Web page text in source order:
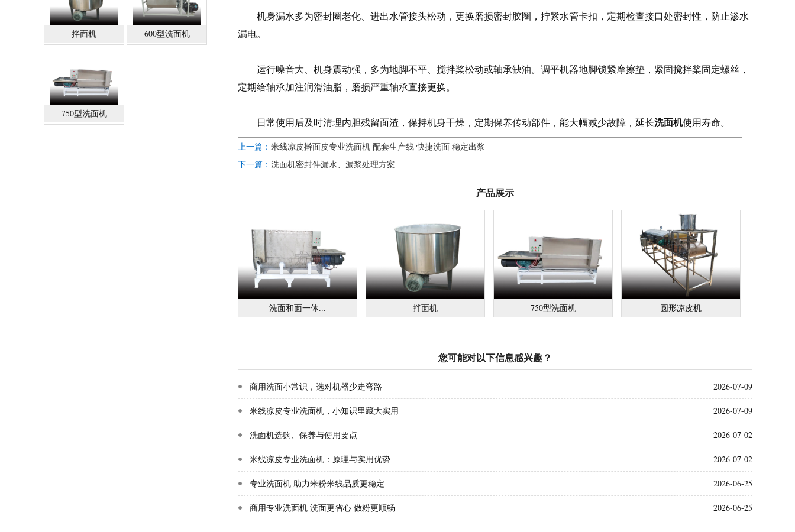
拌面机 600型洗面机
750型洗面机
机身漏水多为密封圈老化、进出水管接头松动，更换磨损密封胶圈，拧紧水管卡扣，定期检查接口处密封性，防止渗水
漏电。
运行噪音大、机身震动强，多为地脚不平、搅拌桨松动或轴承缺油。调平机器地脚锁紧摩擦垫，紧固搅拌桨固定螺丝，
定期给轴承加注润滑油脂，磨损严重轴承直接更换。
日常使用后及时清理内胆残留面渣，保持机身干燥，定期保养传动部件，能大幅减少故障，延长洗面机使用寿命。
上一篇： 米线凉皮擀面皮专业洗面机 配套生产线 快捷洗面 稳定出浆
下一篇： 洗面机密封件漏水、漏浆处理方案
产品展示
洗面和面一体... 拌面机 750型洗面机 圆形凉皮机
您可能对以下信息感兴趣？
2026-07-09
商用洗面小常识，选对机器少走弯路
2026-07-09
米线凉皮专业洗面机，小知识里藏大实用
2026-07-02
洗面机选购、保养与使用要点
2026-07-02
米线凉皮专业洗面机：原理与实用优势
2026-06-25
专业洗面机 助力米粉米线品质更稳定
2026-06-25
商用专业洗面机 洗面更省心 做粉更顺畅